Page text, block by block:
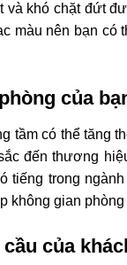
khó chặt đứt
màu nên bạn có
của
tầm có thể tăng
đến thương
trong
không gian
của